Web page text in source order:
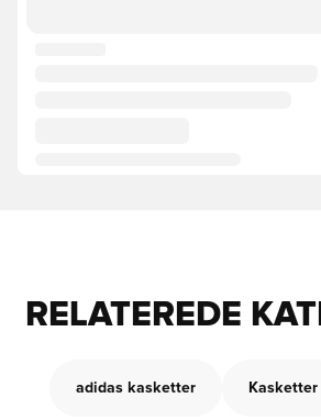
RELATEREDE
adidas kasketter Kasketter